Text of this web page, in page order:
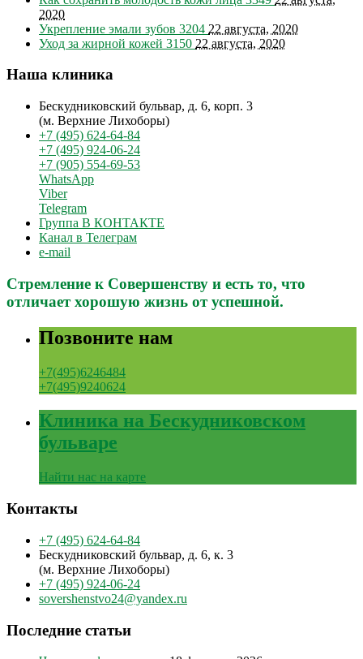
2020
Укрепление эмали зубов 3204 22 августа, 2020
Уход за жирной кожей 3150 22 августа, 2020
Наша клиника
Бескудниковский бульвар, д. 6, корп. 3
(м. Верхние Лихоборы)
+7 (495) 624-64-84
+7 (495) 924-06-24
+7 (905) 554-69-53
WhatsApp
Viber
Telegram
Группа В КОНТАКТЕ
Канал в Телеграм
e-mail
Стремление к Совершенству и есть то, что
отличает хорошую жизнь от успешной.
Позвоните нам
+7(495)6246484
+7(495)9240624
Клиника на Бескудниковском
бульваре
Найти нас на карте
Контакты
+7 (495) 624-64-84
Бескудниковский бульвар, д. 6, к. 3
(м. Верхние Лихоборы)
+7 (495) 924-06-24
sovershenstvo24@yandex.ru
Последние статьи